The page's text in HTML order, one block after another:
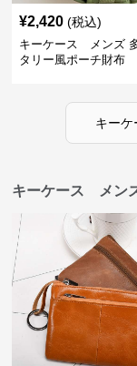
¥2,420 (税込)
キーケース メンズ
タリー風ポーチ財布
キー
キーケース メン